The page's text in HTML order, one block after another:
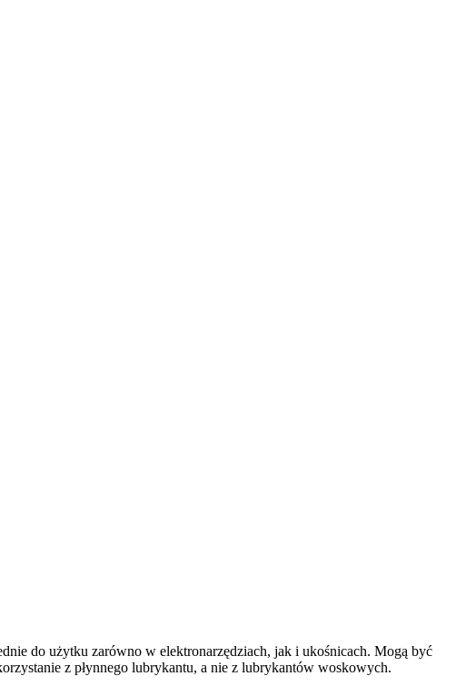
do użytku zarówno w elektronarzędziach, jak i ukośnicach. Mogą być
z płynnego lubrykantu, a nie z lubrykantów woskowych.